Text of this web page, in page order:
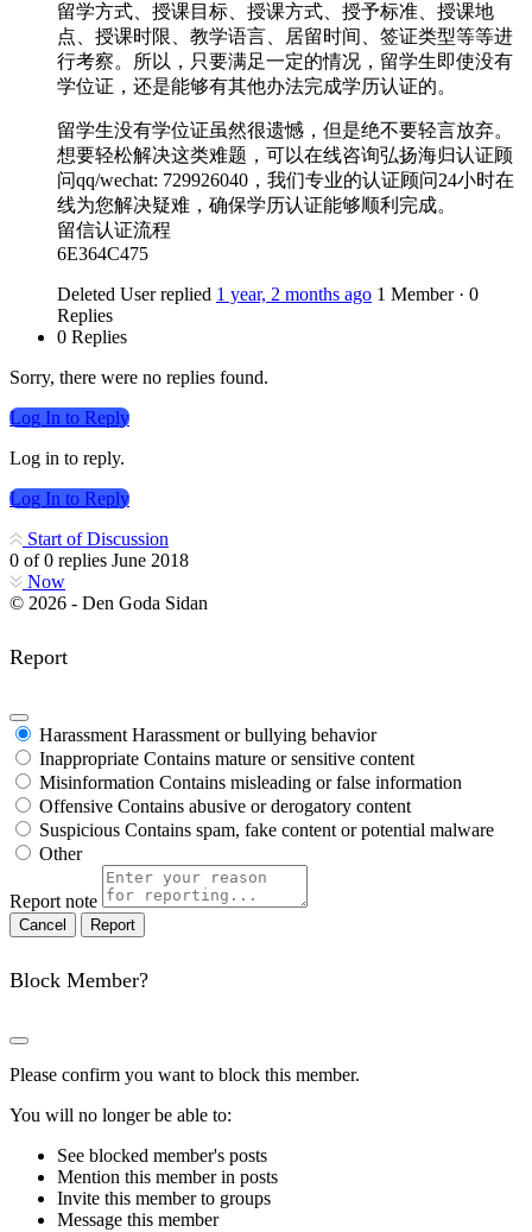
留学方式、授课目标、授课方式、授予标准、授课地
点、授课时限、教学语言、居留时间、签证类型等等进
行考察。所以，只要满足一定的情况，留学生即使没有
学位证，还是能够有其他办法完成学历认证的。
留学生没有学位证虽然很遗憾，但是绝不要轻言放弃。
想要轻松解决这类难题，可以在线咨询弘扬海归认证顾
问qq/wechat: 729926040，我们专业的认证顾问24小时在
线为您解决疑难，确保学历认证能够顺利完成。
留信认证流程
6E364C475
Deleted User replied 1 year, 2 months ago 1 Member · 0
Replies
0 Replies
Sorry, there were no replies found.
Log In to Reply
Log in to reply.
Log In to Reply
Start of Discussion
0 of0 replies June 2018
Now
© 2026 - Den Goda Sidan
Report
Harassment Harassment or bullying behavior
Inappropriate Contains mature or sensitive content
Misinformation Contains misleading or false information
Offensive Contains abusive or derogatory content
Suspicious Contains spam, fake content or potential malware
Other
Report note
Report
Block Member?
Please confirm you want to block this member.
You will no longer be able to:
See blocked member's posts
Mention this member in posts
Invite this member to groups
Message this member